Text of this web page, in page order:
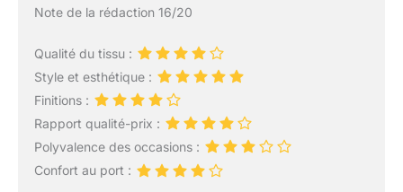
Note de la rédaction 16/20
Qualité du tissu :
Style et esthétique :
Finitions :
Rapport qualité-prix :
Polyvalence des occasions :
Confort au port :